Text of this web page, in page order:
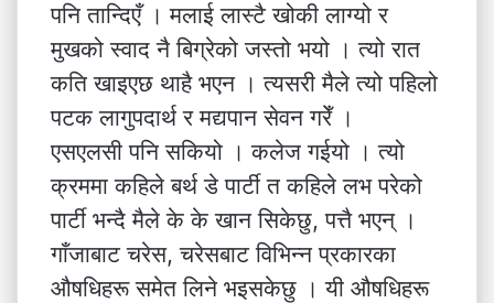
पनि तान्दिएँ । मलाई लास्टै खोकी लाग्यो र
मुखको स्वाद नै बिग्रेको जस्तो भयो । त्यो रात
कति खाइएछ थाहै भएन । त्यसरी मैले त्यो पहिलो
पटक लागुपदार्थ र मद्यपान सेवन गरेँ ।
एसएलसी पनि सकियो । कलेज गईयो । त्यो
‌‌क्रममा कहिले बर्थ डे पार्टी त कहिले लभ परेको
पार्टी भन्दै मैले के के खान सिकेछु, पत्तै भएन् ।
गाँजाबाट चरेस, चरेसबाट विभिन्न प्रकारका
औषधिहरू समेत लिने भइसकेछु । यी औषधिहरू